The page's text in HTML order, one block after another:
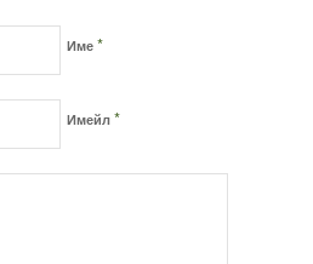
Име *
Имейл *